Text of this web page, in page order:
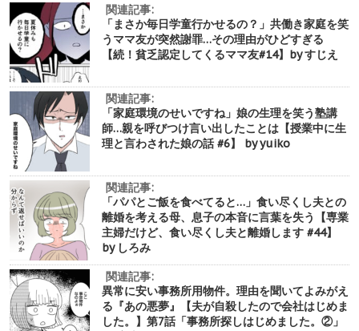
関連記事:
「まさか毎日学童行かせるの？」共働き家庭を笑
うママ友が突然謝罪…その理由がひどすぎる
【続！貧乏認定してくるママ友#14】by すじえ
関連記事:
「家庭環境のせいですね」娘の生理を笑う塾講
師…親を呼びつけ言い出したことは【授業中に生
理と言わされた娘の話 #6】 by yuiko
関連記事:
「パパとご飯を食べてると…」食い尽くし夫との
離婚を考える母、息子の本音に言葉を失う【専業
主婦だけど、食い尽くし夫と離婚します #44】
by しろみ
関連記事:
異常に安い事務所用物件。理由を聞いてよみがえ
る『あの悪夢』【夫が自殺したので会社はじめま
した。】第7話「事務所探しはじめました。②」